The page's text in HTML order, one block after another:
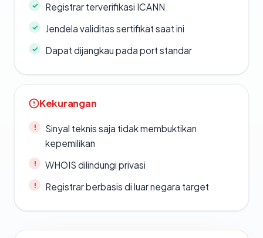
Registrar terverifikasi ICANN
Jendela validitas sertifikat saat ini
Dapat dijangkau pada port standar
Kekurangan
Sinyal teknis saja tidak membuktikan
kepemilikan
WHOIS dilindungi privasi
Registrar berbasis di luar negara target